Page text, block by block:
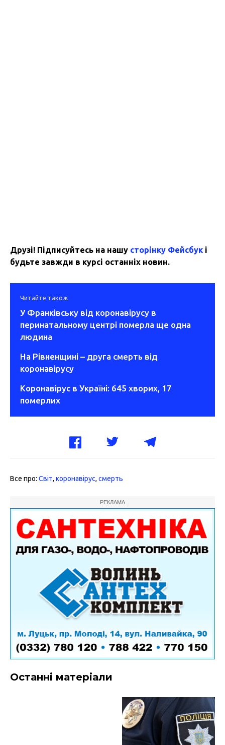
Друзі! Підписуйтесь на нашу сторінку Фейсбук і
будьте завжди в курсі останніх новин.
Читайте також
У Франківську від коронавірусу в
перинатальному центрі померла ще одна
людина
На Рівненщині – друга смерть від
коронавірусу
Коронавірус в Україні: 645 хворих, 17
померлих
Все про: Світ, коронавірус, смерть
РЕКЛАМА
Останні матеріали